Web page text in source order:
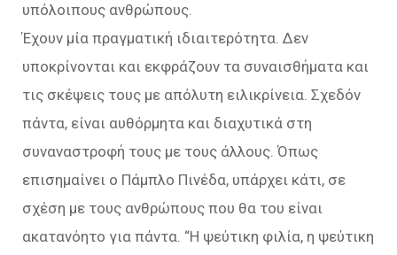
υπόλοιπους ανθρώπους.
Έχουν μία πραγματική ιδιαιτερότητα. Δεν
υποκρίνονται και εκφράζουν τα συναισθήματα και
τις σκέψεις τους με απόλυτη ειλικρίνεια. Σχεδόν
πάντα, είναι αυθόρμητα και διαχυτικά στη
συναναστροφή τους με τους άλλους. Όπως
επισημαίνει ο Πάμπλο Πινέδα, υπάρχει κάτι, σε
σχέση με τους ανθρώπους που θα του είναι
ακατανόητο για πάντα. “Η ψεύτικη φιλία, η ψεύτικη